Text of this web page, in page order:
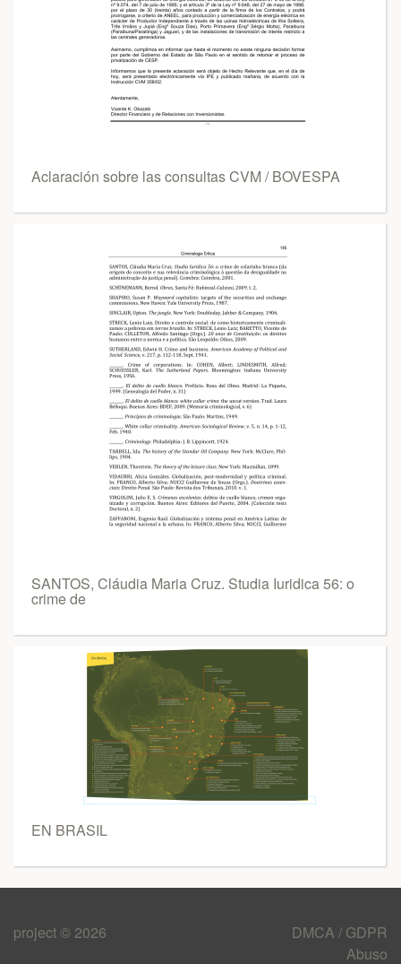
Aclaración sobre las consultas CVM / BOVESPA
SANTOS, Cláudia Maria Cruz. Studia Iuridica 56: o
crime de
EN BRASIL
project © 2026
DMCA / GDPR
Abuso